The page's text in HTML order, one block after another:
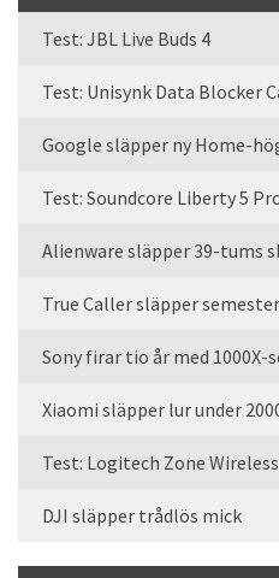
Test: JBL Live Buds 4
Test: Unisynk Data Blocker
Google släpper ny Home-
Test: Soundcore Liberty 5
Alienware släpper 39-tums
True Caller släpper
Sony firar tio år med 1000X-
Xiaomi släpper lur under
Test: Logitech Zone Wireless
DJI släpper trådlös mick